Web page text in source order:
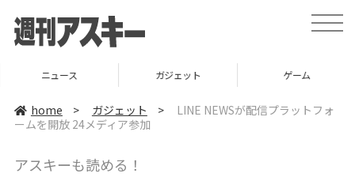
t
o
v
ニュース ガジェット ゲーム
home > ガジェット >
LINE NEWSが配信プラットフォ
ームを開放 24メディア参加
アスキーも読める！